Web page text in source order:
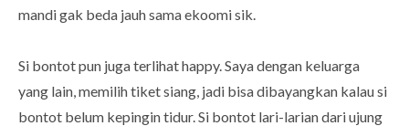
mandi gak beda jauh sama ekoomi sik.
Si bontot pun juga terlihat happy. Saya dengan keluarga
yang lain, memilih tiket siang, jadi bisa dibayangkan kalau si
bontot belum kepingin tidur. Si bontot lari-larian dari ujung